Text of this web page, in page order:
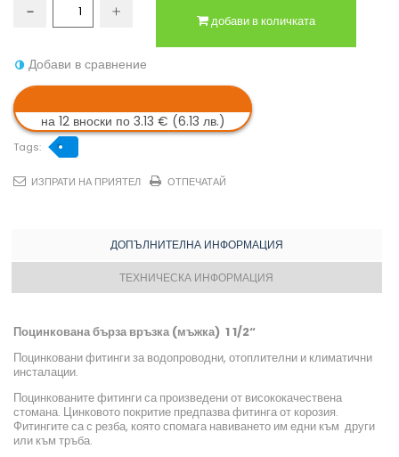
добави в количката
Добави в сравнение
на 12 вноски по 3.13 € (6.13 лв.)
Tags:
ИЗПРАТИ НА ПРИЯТЕЛ ОТПЕЧАТАЙ
ДОПЪЛНИТЕЛНА ИНФОРМАЦИЯ
ТЕХНИЧЕСКА ИНФОРМАЦИЯ
Поцинкована бърза връзка (мъжка) 1 1/2“
Поцинковани фитинги за водопроводни, отоплителни и климатични
инсталации.
Поцинкованите фитинги са произведени от висококачествена
стомана. Цинковото покритие предпазва фитинга от корозия.
Фитингите са с резба, която спомага навиването им едни към други
или към тръба.